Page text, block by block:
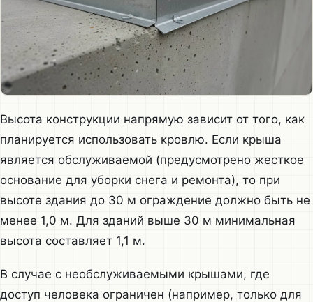
Высота конструкции напрямую зависит от того, как
планируется использовать кровлю. Если крыша
является обслуживаемой (предусмотрено жесткое
основание для уборки снега и ремонта), то при
высоте здания до 30 м ограждение должно быть не
менее 1,0 м. Для зданий выше 30 м минимальная
высота составляет 1,1 м.
В случае с необслуживаемыми крышами, где
доступ человека ограничен (например, только для